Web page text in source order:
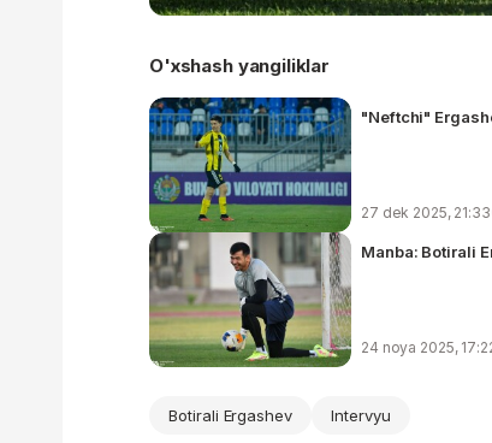
O'xshash yangiliklar
"Neftchi"
27 dek 2025, 21:33
Manba: Botirali
24 noya 2025,
Botirali Ergashev Intervyu